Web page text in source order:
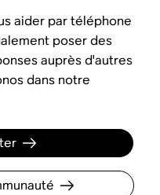
aider par téléphone
poser des
auprès d'autres
dans notre